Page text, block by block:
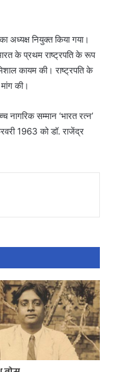
अध्यक्ष नियुक्त किया गया।
के प्रथम राष्ट्रपति के रूप
कायम की। राष्ट्रपति के
की।
सम्मान ‘भारत रत्न’
1963 को डॉ. राजेंद्र